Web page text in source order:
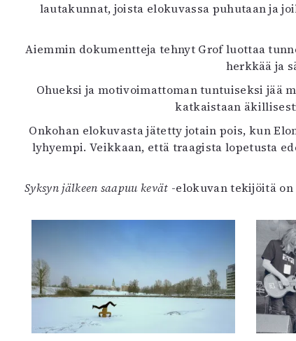
lautakunnat, joista elokuvassa puhutaan ja
Aiemmin dokumentteja tehnyt Grof luottaa
herkkää ja
Ohueksi ja motivoimattoman tuntuiseksi jää
katkaistaan
Onkohan elokuvasta jätetty jotain pois, kun
lyhyempi. Veikkaan, että traagista lopetusta
Syksyn jälkeen saapuu kevät -elokuvan tekijöitä